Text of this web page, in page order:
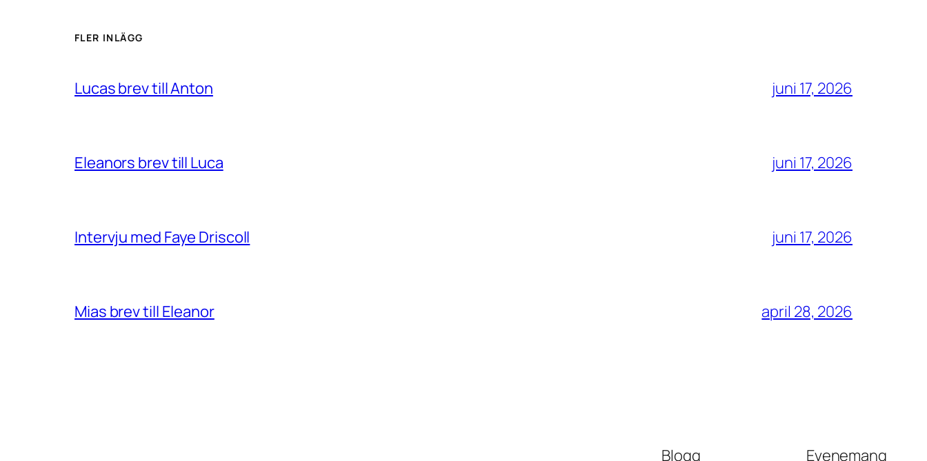
FLER INLÄGG
Lucas brev till Anton juni 17, 2026
Eleanors brev till Luca juni 17, 2026
Intervju med Faye Driscoll juni 17, 2026
Mias brev till Eleanor april 28, 2026
Blogg Evenemang